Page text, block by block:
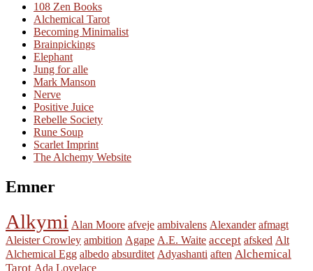
108 Zen Books
Alchemical Tarot
Becoming Minimalist
Brainpickings
Elephant
Jung for alle
Mark Manson
Nerve
Positive Juice
Rebelle Society
Rune Soup
Scarlet Imprint
The Alchemy Website
Emner
Alkymi Alan Moore afveje ambivalens Alexander afmagt
Aleister Crowley ambition Agape A.E. Waite accept afsked Alt
Alchemical Egg albedo absurditet Adyashanti aften Alchemical
Tarot Ada Lovelace